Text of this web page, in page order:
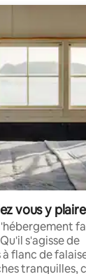
vous y plaire
s'agisse de
flanc de
tranquilles,